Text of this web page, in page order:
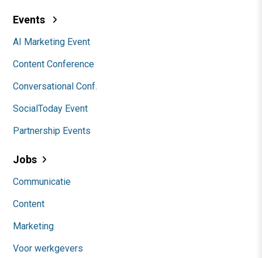
Events
AI Marketing Event
Content Conference
Conversational Conf.
SocialToday Event
Partnership Events
Jobs
Communicatie
Content
Marketing
Voor werkgevers